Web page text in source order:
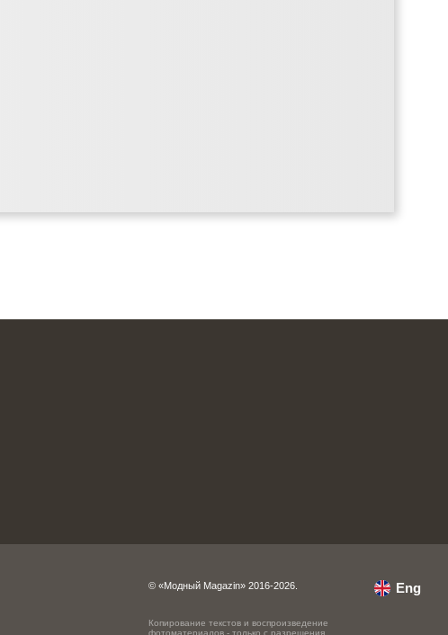
© «Модный Magazin» 2016-2026.
Копирование текстов и воспроизведение
фотоматериалов - только с разрешения
Eng